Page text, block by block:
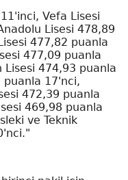
Vefa Lisesi
Lisesi 478,89
477,82 puanla
477,09 puanla
Lisesi 474,93 puanla
puanla 17'nci,
472,39 puanla
469,98 puanla
ve Teknik